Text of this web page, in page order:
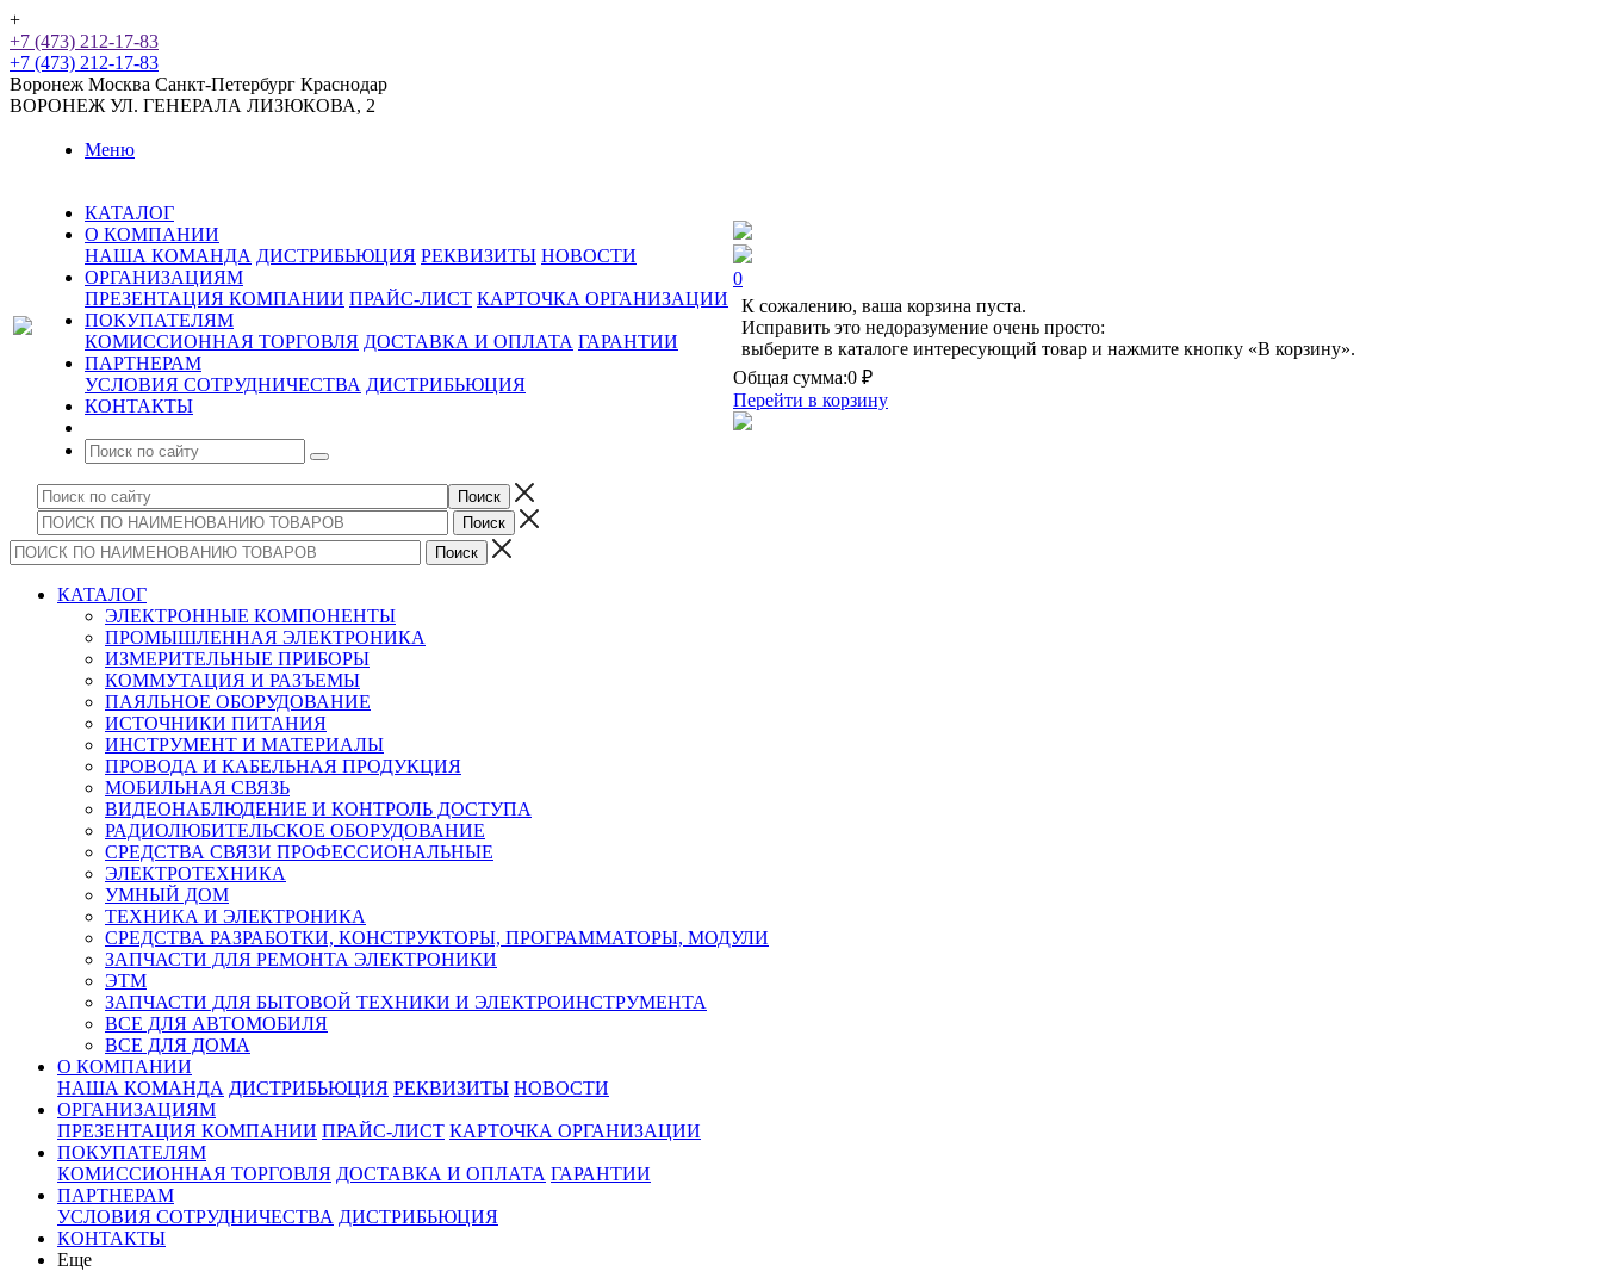
+
+7 (473) 212-17-83
+7 (473) 212-17-83
Воронеж Москва Санкт-Петербург Краснодар
ВОРОНЕЖ УЛ. ГЕНЕРАЛА ЛИЗЮКОВА, 2
Меню
КАТАЛОГ
О КОМПАНИИ
НАША КОМАНДА ДИСТРИБЬЮЦИЯ РЕКВИЗИТЫ НОВОСТИ
ОРГАНИЗАЦИЯМ
ПРЕЗЕНТАЦИЯ КОМПАНИИ ПРАЙС-ЛИСТ КАРТОЧКА ОРГАНИЗАЦИИ
ПОКУПАТЕЛЯМ
КОМИССИОННАЯ ТОРГОВЛЯ ДОСТАВКА И ОПЛАТА ГАРАНТИИ
ПАРТНЕРАМ
УСЛОВИЯ СОТРУДНИЧЕСТВА ДИСТРИБЬЮЦИЯ
КОНТАКТЫ
0
К сожалению, ваша корзина пуста.
Исправить это недоразумение очень просто:
выберите в каталоге интересующий товар и нажмите кнопку «В корзину».
Общая сумма:0 ₽
Перейти в корзину
КАТАЛОГ
ЭЛЕКТРОННЫЕ КОМПОНЕНТЫ
ПРОМЫШЛЕННАЯ ЭЛЕКТРОНИКА
ИЗМЕРИТЕЛЬНЫЕ ПРИБОРЫ
КОММУТАЦИЯ И РАЗЪЕМЫ
ПАЯЛЬНОЕ ОБОРУДОВАНИЕ
ИСТОЧНИКИ ПИТАНИЯ
ИНСТРУМЕНТ И МАТЕРИАЛЫ
ПРОВОДА И КАБЕЛЬНАЯ ПРОДУКЦИЯ
МОБИЛЬНАЯ СВЯЗЬ
ВИДЕОНАБЛЮДЕНИЕ И КОНТРОЛЬ ДОСТУПА
РАДИОЛЮБИТЕЛЬСКОЕ ОБОРУДОВАНИЕ
СРЕДСТВА СВЯЗИ ПРОФЕССИОНАЛЬНЫЕ
ЭЛЕКТРОТЕХНИКА
УМНЫЙ ДОМ
ТЕХНИКА И ЭЛЕКТРОНИКА
СРЕДСТВА РАЗРАБОТКИ, КОНСТРУКТОРЫ, ПРОГРАММАТОРЫ, МОДУЛИ
ЗАПЧАСТИ ДЛЯ РЕМОНТА ЭЛЕКТРОНИКИ
ЭТМ
ЗАПЧАСТИ ДЛЯ БЫТОВОЙ ТЕХНИКИ И ЭЛЕКТРОИНСТРУМЕНТА
ВСЕ ДЛЯ АВТОМОБИЛЯ
ВСЕ ДЛЯ ДОМА
О КОМПАНИИ
НАША КОМАНДА ДИСТРИБЬЮЦИЯ РЕКВИЗИТЫ НОВОСТИ
ОРГАНИЗАЦИЯМ
ПРЕЗЕНТАЦИЯ КОМПАНИИ ПРАЙС-ЛИСТ КАРТОЧКА ОРГАНИЗАЦИИ
ПОКУПАТЕЛЯМ
КОМИССИОННАЯ ТОРГОВЛЯ ДОСТАВКА И ОПЛАТА ГАРАНТИИ
ПАРТНЕРАМ
УСЛОВИЯ СОТРУДНИЧЕСТВА ДИСТРИБЬЮЦИЯ
КОНТАКТЫ
Еще